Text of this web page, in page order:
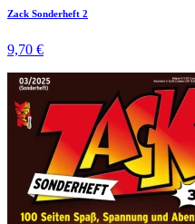
Zack Sonderheft 2
9,70 €